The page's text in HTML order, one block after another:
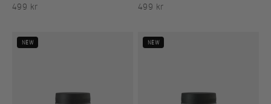
REA-pris
499 kr REA-pris
499 kr
NEW NEW